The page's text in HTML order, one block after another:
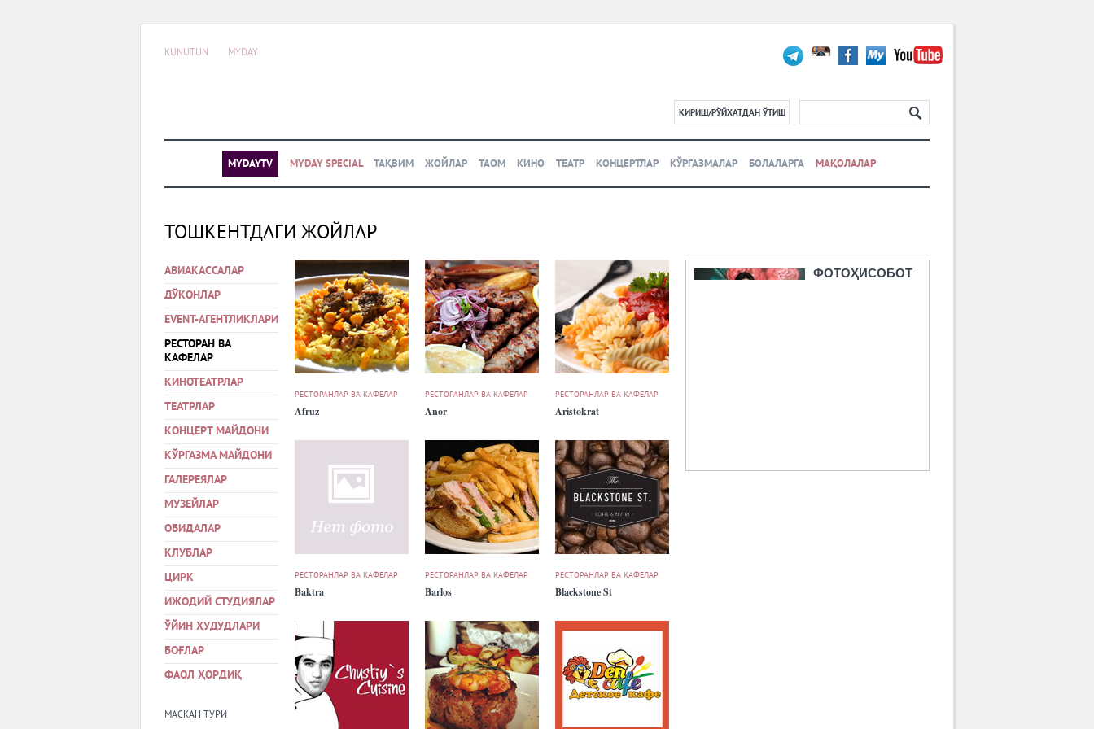
KUNUTUN MYDAY
КИРИШ/РЎЙХАТДАН ЎТИШ
MYDAYTV MYDAY SPECIAL ТАҚВИМ ЖОЙЛАР ТАОМ КИНО ТЕАТР КОНЦЕРТЛАР КЎРГАЗМАЛАР БОЛАЛАРГА МАҚОЛАЛАР
ТОШКЕНТДАГИ ЖОЙЛАР
АВИАКАССАЛАР
ДЎКОНЛАР
EVENT-АГЕНТЛИКЛАРИ
РЕСТОРАН ВА
КАФЕЛАР
КИНОТЕАТРЛАР
ТЕАТРЛАР
КОНЦЕРТ МАЙДОНИ
КЎРГАЗМА МАЙДОНИ
ГАЛЕРЕЯЛАР
МУЗЕЙЛАР
ОБИДАЛАР
КЛУБЛАР
ЦИРК
ИЖОДИЙ СТУДИЯЛАР
ЎЙИН ҲУДУДЛАРИ
БОҒЛАР
ФАОЛ ҲОРДИҚ
МАСКАН ТУРИ
РЕСТОРАНЛАР ВА КАФЕЛАР
Afruz
РЕСТОРАНЛАР ВА КАФЕЛАР
Anor
РЕСТОРАНЛАР ВА КАФЕЛАР
Aristokrat
РЕСТОРАНЛАР ВА КАФЕЛАР
Baktra
РЕСТОРАНЛАР ВА КАФЕЛАР
Barlos
РЕСТОРАНЛАР ВА КАФЕЛАР
Blackstone St
ФОТОҲИСОБОТ